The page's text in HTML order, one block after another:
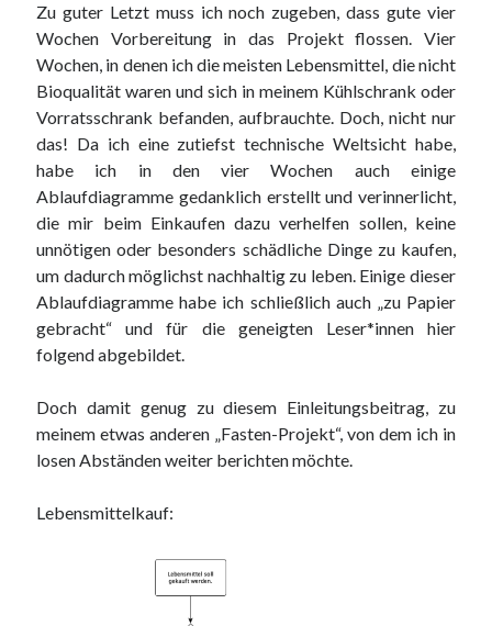
Zu guter Letzt muss ich noch zugeben, dass gute vier
Wochen Vorbereitung in das Projekt flossen. Vier
Wochen, in denen ich die meisten Lebensmittel, die nicht
Bioqualität waren und sich in meinem Kühlschrank oder
Vorratsschrank befanden, aufbrauchte. Doch, nicht nur
das! Da ich eine zutiefst technische Weltsicht habe,
habe ich in den vier Wochen auch einige
Ablaufdiagramme gedanklich erstellt und verinnerlicht,
die mir beim Einkaufen dazu verhelfen sollen, keine
unnötigen oder besonders schädliche Dinge zu kaufen,
um dadurch möglichst nachhaltig zu leben. Einige dieser
Ablaufdiagramme habe ich schließlich auch „zu Papier
gebracht“ und für die geneigten Leser*innen hier
folgend abgebildet.
Doch damit genug zu diesem Einleitungsbeitrag, zu
meinem etwas anderen „Fasten-Projekt“, von dem ich in
losen Abständen weiter berichten möchte.
Lebensmittelkauf: